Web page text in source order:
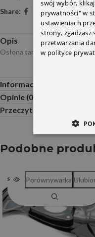
Share:
Opis
Osłona tarczy ham.tył
Informacje dodatkowe
Opinie (0)
Przeczytaj Przed Zakupem
Podobne
SOLD OUTPorównywarka
swój wybór,
prywatności" w
ustawieniach
strony, zgadzasz
przetwarzania
w polityce